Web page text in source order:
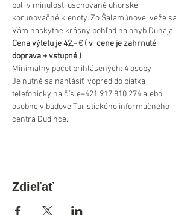
boli v minulosti uschované uhorské
korunovačné klenoty. Zo Šalamúnovej veže sa
Vám naskytne krásny pohľad na ohyb Dunaja.
Cena výletu je 42,- € ( v  cene je zahrnuté
doprava + vstupné )
Minimálny počet prihlásených: 4 osoby
Je nutné sa nahlásiť  vopred do piatka
telefonicky na čísle+421 917 810 274 alebo
osobne v budove Turistického informačného
centra Dudince.
Zdieľať